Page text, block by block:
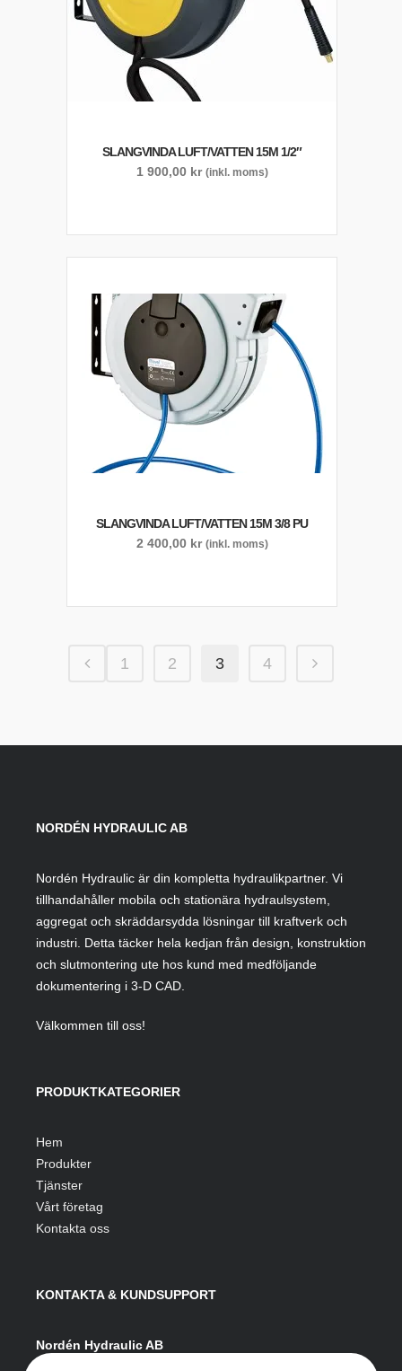
SLANGVINDA LUFT/VATTEN 15M 1/2″
1 900,00 kr (inkl. moms)
SLANGVINDA LUFT/VATTEN 15M 3/8 PU
2 400,00 kr (inkl. moms)
1 2 3 4
NORDÉN HYDRAULIC AB
Nordén Hydraulic är din kompletta hydraulikpartner. Vi
tillhandahåller mobila och stationära hydraulsystem,
aggregat och skräddarsydda lösningar till kraftverk och
industri. Detta täcker hela kedjan från design, konstruktion
och slutmontering ute hos kund med medföljande
dokumentering i 3-D CAD.
Välkommen till oss!
PRODUKTKATEGORIER
Hem
Produkter
Tjänster
Vårt företag
Kontakta oss
KONTAKTA & KUNDSUPPORT
Nordén Hydraulic AB